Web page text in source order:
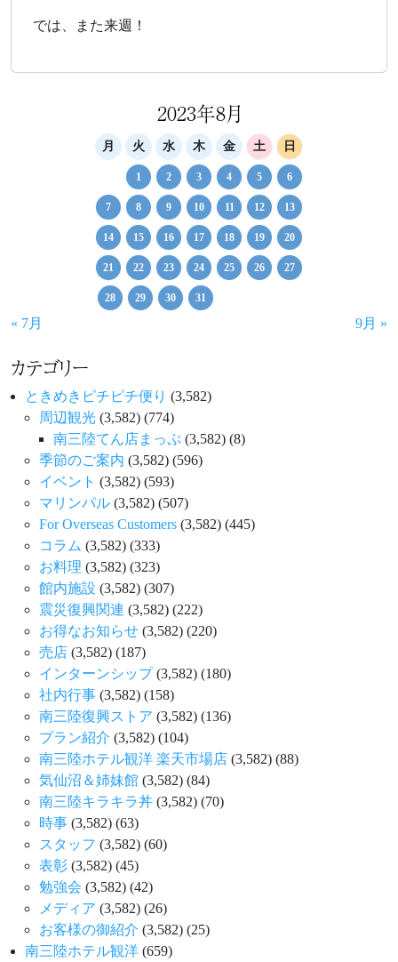
では、また来週！
2023年8月
月 火 水 木 金 土 日
1 2 3 4 5 6
7 8 9 10 11 12 13
14 15 16 17 18 19 20
21 22 23 24 25 26 27
28 29 30 31
« 7月 9月 »
カテゴリー
ときめきピチピチ便り (3,582)
周辺観光 (3,582) (774)
南三陸てん店まっぷ (3,582) (8)
季節のご案内 (3,582) (596)
イベント (3,582) (593)
マリンパル (3,582) (507)
For Overseas Customers (3,582) (445)
コラム (3,582) (333)
お料理 (3,582) (323)
館内施設 (3,582) (307)
震災復興関連 (3,582) (222)
お得なお知らせ (3,582) (220)
売店 (3,582) (187)
インターンシップ(3,582) (180)
社内行事 (3,582) (158)
南三陸復興ストア (3,582) (136)
プラン紹介 (3,582) (104)
南三陸ホテル観洋 楽天市場店 (3,582) (88)
気仙沼＆姉妹館 (3,582) (84)
南三陸キラキラ丼 (3,582) (70)
時事 (3,582) (63)
スタッフ (3,582) (60)
表彰 (3,582) (45)
勉強会 (3,582) (42)
メディア (3,582) (26)
お客様の御紹介 (3,582) (25)
南三陸ホテル観洋 (659)